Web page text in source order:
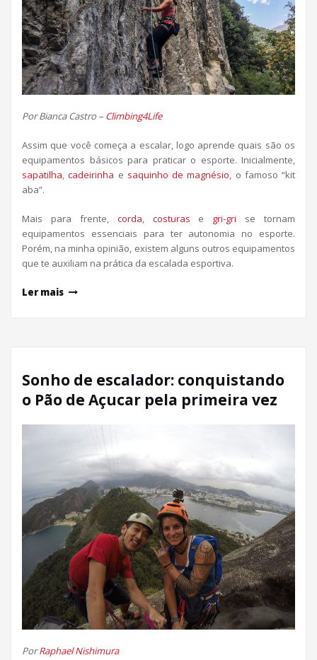
Por Bianca Castro – Climbing4Life
Assim que você começa a escalar, logo aprende quais são os
equipamentos básicos para praticar o esporte. Inicialmente,
sapatilha,cadeirinha e saquinho de magnésio, o famoso “kit
aba”.
Mais para frente, corda, costuras e gri-gri se tornam
equipamentos essenciais para ter autonomia no esporte.
Porém, na minha opinião, existem alguns outros equipamentos
que te auxiliam na prática da escalada esportiva.
Ler mais
Sonho de escalador: conquistando
o Pão de Açucar pela primeira vez
PorRaphael Nishimura